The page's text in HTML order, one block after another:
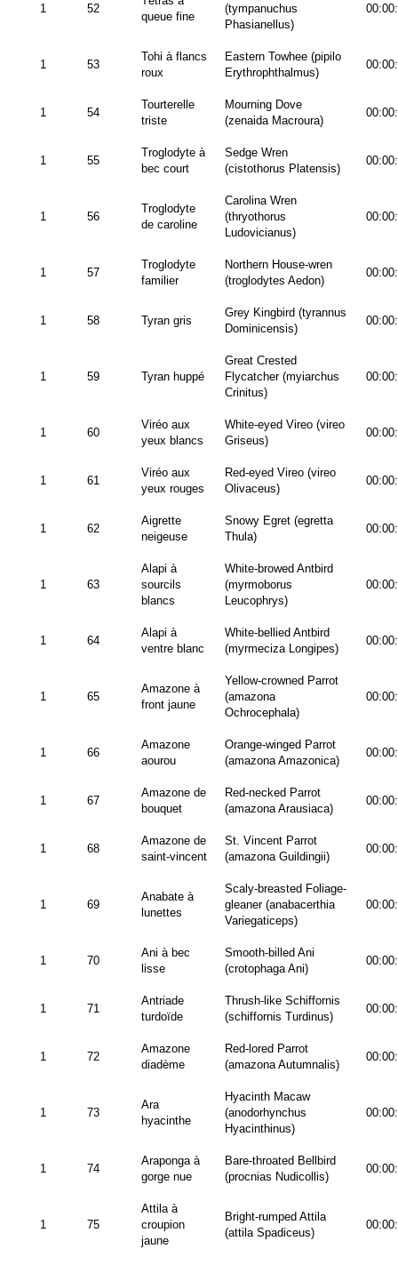
1 52
queue fine
(tympanuchus
Phasianellus)
1 53
Tohi à flancs
roux
Eastern Towhee (pipilo
Erythrophthalmus)
1 54
Tourterelle
triste
Mourning Dove
(zenaida Macroura)
1 55
Troglodyte à
bec court
Sedge Wren
(cistothorus Platensis)
1 56
Troglodyte
de caroline
Carolina Wren
(thryothorus
Ludovicianus)
1 57
Troglodyte
familier
Northern House-wren
(troglodytes Aedon)
1 58 Tyran gris
Grey Kingbird (tyrannus
Dominicensis)
1 59 Tyran huppé
Great Crested
Flycatcher (myiarchus
Crinitus)
1 60
Viréo aux
yeux blancs
White-eyed Vireo (vireo
Griseus)
1 61
Viréo aux
yeux rouges
Red-eyed Vireo (vireo
Olivaceus)
1 62
Aigrette
neigeuse
Snowy Egret (egretta
Thula)
1 63
Alapi à
sourcils
blancs
White-browed Antbird
(myrmoborus
Leucophrys)
1 64
Alapi à
ventre blanc
White-bellied Antbird
(myrmeciza Longipes)
1 65
Amazone à
front jaune
Yellow-crowned Parrot
(amazona
Ochrocephala)
1 66
Amazone
aourou
Orange-winged Parrot
(amazona Amazonica)
1 67
Amazone de
bouquet
Red-necked Parrot
(amazona Arausiaca)
1 68
Amazone de
saint-vincent
St. Vincent Parrot
(amazona Guildingii)
1 69
Anabate à
lunettes
Scaly-breasted Foliage-
gleaner (anabacerthia
Variegaticeps)
1 70
Ani à bec
lisse
Smooth-billed Ani
(crotophaga Ani)
1 71
Antriade
turdoïde
Thrush-like Schiffornis
(schiffornis Turdinus)
1 72
Amazone
diadème
Red-lored Parrot
(amazona Autumnalis)
1 73
Ara
hyacinthe
Hyacinth Macaw
(anodorhynchus
Hyacinthinus)
1 74
Araponga à
gorge nue
Bare-throated Bellbird
(procnias Nudicollis)
1 75
Attila à
croupion
jaune
Bright-rumped Attila
(attila Spadiceus)